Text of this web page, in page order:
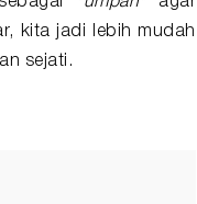
kita jadi lebih mudah
sejati.